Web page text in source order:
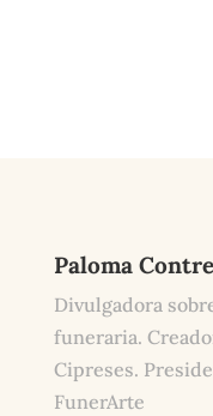
Paloma
Divulgadora
funeraria.
Cipreses.
FunerArte